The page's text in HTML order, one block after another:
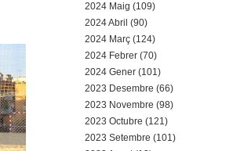
2024 Maig (109)
2024 Abril (90)
2024 Març (124)
2024 Febrer (70)
2024 Gener (101)
2023 Desembre (66)
2023 Novembre (98)
2023 Octubre (121)
2023 Setembre (101)